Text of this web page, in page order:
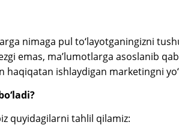
nimaga pul to‘layotganingizni
emas, ma’lumotlarga asoslanib
haqiqatan ishlaydigan marketingni
quyidagilarni tahlil qilamiz: